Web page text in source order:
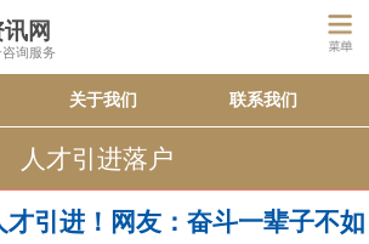
网
询服务
关于我们 联系我们
人才引进落户
引进！网友：奋斗一辈子不如